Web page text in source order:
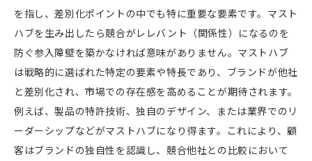
を指し、差別化ポイントの中でも特に重要な要素です。マスト
ハブを生み出したら競合がレレバント（関係性）になるのを
防ぐ参入障壁を築かなければ意味がありません。マストハブ
は戦略的に選ばれた特定の要素や特長であり、ブランドが他社
と差別化され、市場での存在感を高めることが期待されます。
例えば、製品の特許技術、独自のデザイン、または業界でのリ
ーダーシップなどがマストハブになり得ます。これにより、顧
客はブランドの独自性を認識し、競合他社との比較において